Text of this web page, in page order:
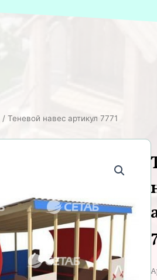
/ Теневой навес артикул 7771